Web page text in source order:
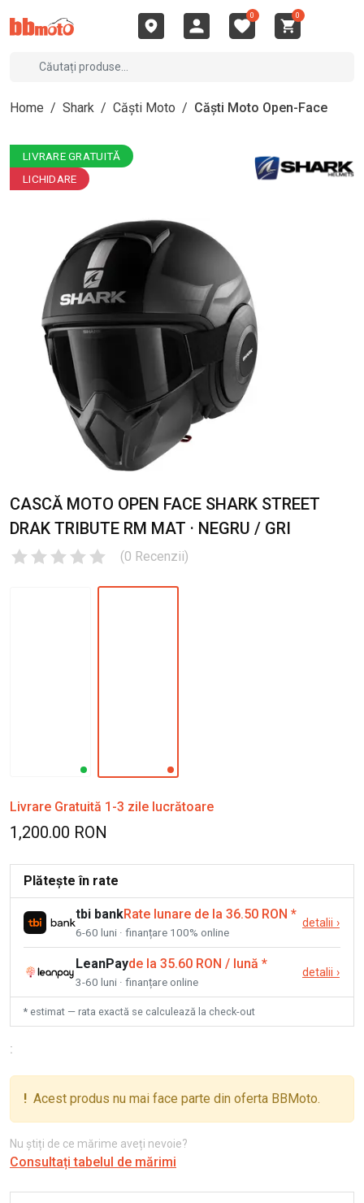
0 0
Home / Shark / Căști Moto / Căști Moto Open-Face
LIVRARE GRATUITĂ
LICHIDARE
CASCĂ MOTO OPEN FACE SHARK STREET
DRAK TRIBUTE RM MAT · NEGRU / GRI
(0 Recenzii)
Livrare Gratuită 1-3 zile lucrătoare
1,200.00 RON
Plătește în rate
tbi bankRate lunare de la 36.50 RON *
6-60 luni · finanțare 100% online
detalii ›
LeanPayde la 35.60 RON / lună *
3-60 luni · finanțare online
detalii ›
* estimat — rata exactă se calculează la check-out
:
! Acest produs nu mai face parte din oferta BBMoto.
Nu știți de ce mărime aveți nevoie?
Consultați tabelul de mărimi